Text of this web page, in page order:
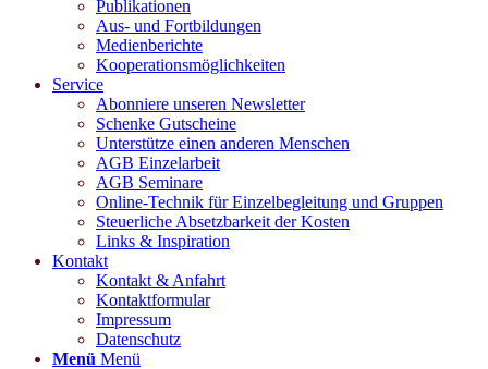
Publikationen
Aus- und Fortbildungen
Medienberichte
Kooperationsmöglichkeiten
Service
Abonniere unseren Newsletter
Schenke Gutscheine
Unterstütze einen anderen Menschen
AGB Einzelarbeit
AGB Seminare
Online-Technik für Einzelbegleitung und Gruppen
Steuerliche Absetzbarkeit der Kosten
Links & Inspiration
Kontakt
Kontakt & Anfahrt
Kontaktformular
Impressum
Datenschutz
Menü Menü